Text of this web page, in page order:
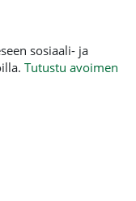
sosiaali- ja
Tutustu avoimen